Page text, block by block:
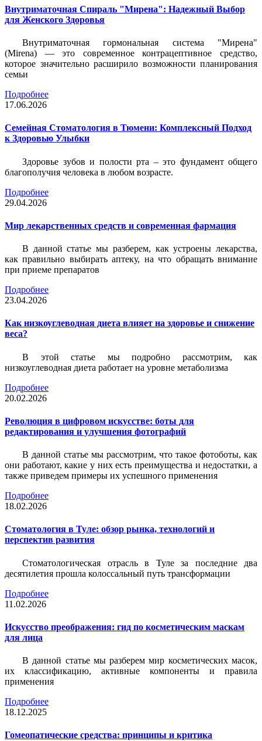
Внутриматочная Спираль "Мирена": Надежный Выбор
для Женского Здоровья
Внутриматочная гормональная система "Мирена"
(Mirena) — это современное контрацептивное средство,
которое значительно расширило возможности планирования
семьи
Подробнее
17.06.2026
Семейная Стоматология в Тюмени: Комплексный Подход
к Здоровью Улыбки
Здоровье зубов и полости рта – это фундамент общего
благополучия человека в любом возрасте.
Подробнее
29.04.2026
Мир лекарственных средств и современная фармация
В данной статье мы разберем, как устроены лекарства,
как правильно выбирать аптеку, на что обращать внимание
при приеме препаратов
Подробнее
23.04.2026
Как низкоуглеводная диета влияет на здоровье и снижение
веса?
В этой статье мы подробно рассмотрим, как
низкоуглеводная диета работает на уровне метаболизма
Подробнее
20.02.2026
Революция в цифровом искусстве: боты для
редактирования и улучшения фотографий
В данной статье мы рассмотрим, что такое фотоботы, как
они работают, какие у них есть преимущества и недостатки, а
также приведем примеры их успешного применения
Подробнее
18.02.2026
Стоматология в Туле: обзор рынка, технологий и
перспектив развития
Стоматологическая отрасль в Туле за последние два
десятилетия прошла колоссальный путь трансформации
Подробнее
11.02.2026
Искусство преображения: гид по косметическим маскам
для лица
В данной статье мы разберем мир косметических масок,
их классификацию, активные компоненты и правила
применения
Подробнее
18.12.2025
Гомеопатические средства: принципы и критика